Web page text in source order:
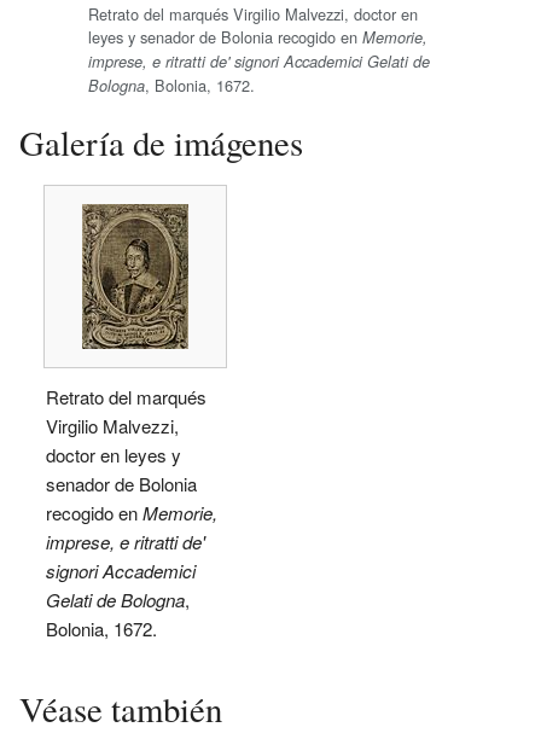
Retrato del marqués Virgilio Malvezzi, doctor en
leyes y senador de Bolonia recogido en Memorie,
imprese, e ritratti de' signori Accademici Gelati de
Bologna, Bolonia, 1672.
Galería de imágenes
Retrato del marqués
Virgilio Malvezzi,
doctor en leyes y
senador de Bolonia
recogido enMemorie,
imprese, e ritratti de'
signori Accademici
Gelati de Bologna,
Bolonia, 1672.
Véase también